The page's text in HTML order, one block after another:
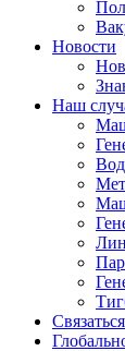
Новости
Наш